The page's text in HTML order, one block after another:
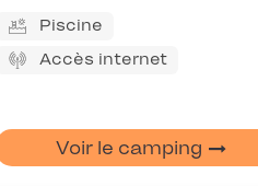
Piscine
Accès internet
Voir le camping